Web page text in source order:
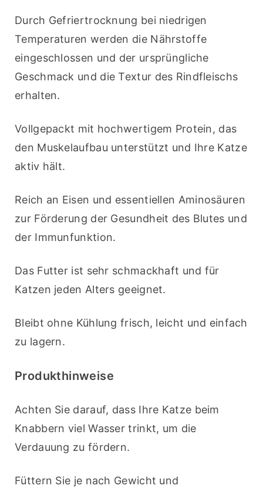
Durch Gefriertrocknung bei niedrigen
Temperaturen werden die Nährstoffe
eingeschlossen und der ursprüngliche
Geschmack und die Textur des Rindfleischs
erhalten.
Vollgepackt mit hochwertigem Protein, das
den Muskelaufbau unterstützt und Ihre Katze
aktiv hält.
Reich an Eisen und essentiellen Aminosäuren
zur Förderung der Gesundheit des Blutes und
der Immunfunktion.
Das Futter ist sehr schmackhaft und für
Katzen jeden Alters geeignet.
Bleibt ohne Kühlung frisch, leicht und einfach
zu lagern.
Produkthinweise
Achten Sie darauf, dass Ihre Katze beim
Knabbern viel Wasser trinkt, um die
Verdauung zu fördern.
Füttern Sie je nach Gewicht und